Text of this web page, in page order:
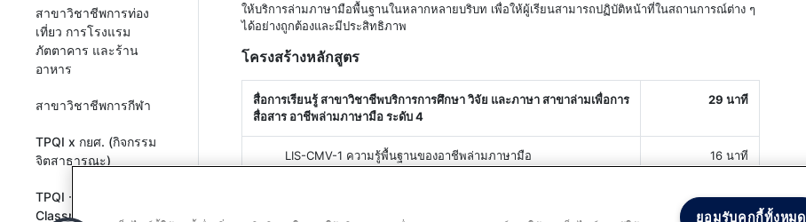
สาขาวิชาชีพการท่อง
เที่ยว การโรงแรม
ภัตตาคาร และร้าน
อาหาร
สาขาวิชาชีพการกีฬา
TPQI x กยศ. (กิจกรรม
จิตสาธารณะ)
TPQI - Virtual
Classroom All
ให้บริการล่ามภาษามือพื้นฐานในหลากหลายบริบท เพื่อให้ผู้เรียนสามารถปฏิบัติหน้าที่ในสถานการณ์ต่าง ๆ
ได้อย่างถูกต้องและมีประสิทธิภาพ
โครงสร้างหลักสูตร
สื่อการเรียนรู้ สาขาวิชาชีพบริการการศึกษา วิจัย และภาษา สาขาล่ามเพื่อการ
สื่อสาร อาชีพล่ามภาษามือ ระดับ 4
29 นาที
LIS-CMV-1 ความรู้พื้นฐานของอาชีพล่ามภาษามือ 16 นาที
13 นาที
ยอมรับคุกกี้ทั้งหมด